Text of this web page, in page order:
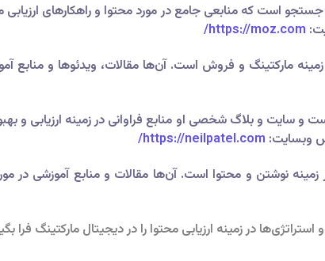
https://moz.com/
مارکتینگ و فروش است. آن‌ها مقالات، ویدئوها و منابع
و سایت و بلاگ شخصی او منابع فراوانی در زمینه ارزیابی و
وبسایت: https://neilpatel.com/
نوشتن و محتوا است. آن‌ها مقالات و منابع آموزشی در
در زمینه ارزیابی محتوا را در دیجیتال مارکتینگ فرا